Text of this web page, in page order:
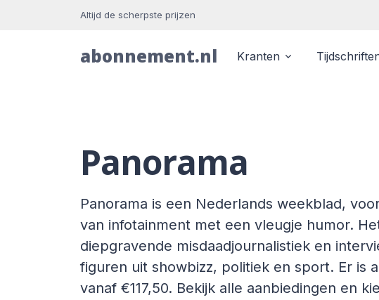
Altijd de scherpste prijzen
abonnement.nl Kranten
Panorama
Panorama is een Nederlands weekblad,
van infotainment met een vleugje humor.
diepgravende misdaadjournalistiek en
figuren uit showbizz, politiek en sport. Er is
vanaf €117,50. Bekijk alle aanbiedingen en